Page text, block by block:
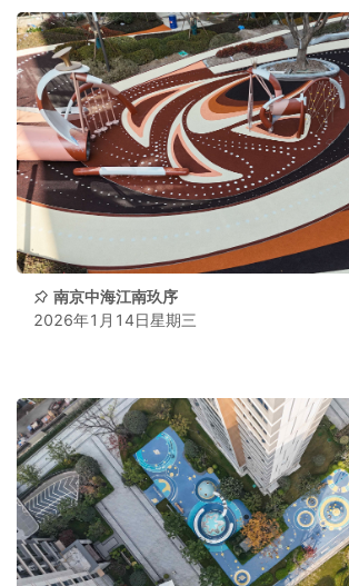
南京中海江南玖序
2026年1月14日星期三